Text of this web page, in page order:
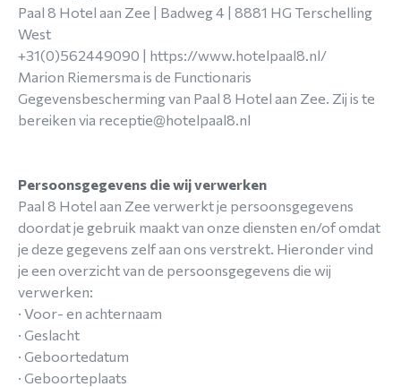
Paal 8 Hotel aan Zee | Badweg 4 | 8881 HG Terschelling
West
+31(0)562449090 | https://www.hotelpaal8.nl/
Marion Riemersma is de Functionaris
Gegevensbescherming van Paal 8 Hotel aan Zee. Zij is te
bereiken via receptie@hotelpaal8.nl
Persoonsgegevens die wij verwerken
Paal 8 Hotel aan Zee verwerkt je persoonsgegevens
doordat je gebruik maakt van onze diensten en/of omdat
je deze gegevens zelf aan ons verstrekt. Hieronder vind
je een overzicht van de persoonsgegevens die wij
verwerken:
· Voor- en achternaam
· Geslacht
· Geboortedatum
· Geboorteplaats